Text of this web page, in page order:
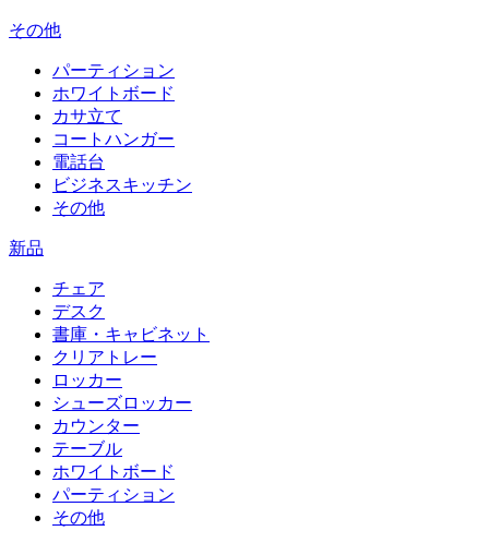
その他
パーティション
ホワイトボード
カサ立て
コートハンガー
電話台
ビジネスキッチン
その他
新品
チェア
デスク
書庫・キャビネット
クリアトレー
ロッカー
シューズロッカー
カウンター
テーブル
ホワイトボード
パーティション
その他